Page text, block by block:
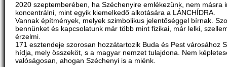
2020 szeptemberében, ha Széchenyire emlékezünk, nem másra
koncentrálni, mint egyik kiemelkedő alkotására a LÁNCHÍDRA.
Vannak építmények, melyek szimbolikus jelentőséggel bírnak.
bennünket és kapcsolatunk már több mint fizikai, már lelki,
érzelmi.
171 esztendeje szorosan hozzátartozik Buda és Pest városához
hídja, mely összeköt, s a magyar nemzet tulajdona. Nem
valóságosan, ahogan Széchenyi is a miénk.